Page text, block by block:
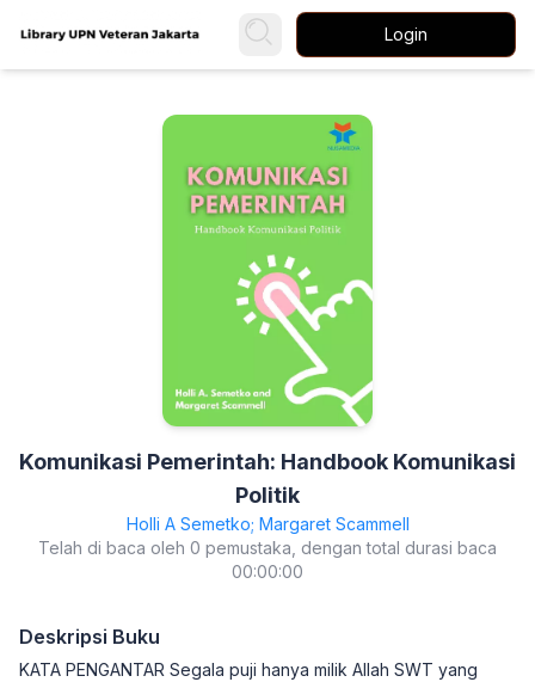
Login
Komunikasi Pemerintah: Handbook Komunikasi
Politik
Holli A Semetko; Margaret Scammell
Telah di baca oleh 0 pemustaka, dengan total durasi baca
00:00:00
Deskripsi Buku
KATA PENGANTAR Segala puji hanya milik Allah SWT yang